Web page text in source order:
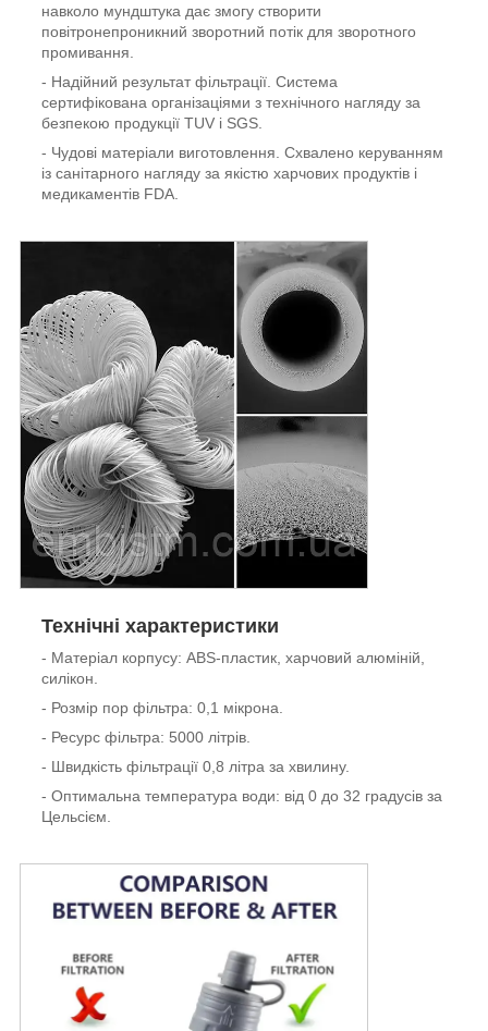
навколо мундштука дає змогу створити
повітронепроникний зворотний потік для зворотного
промивання.
- Надійний результат фільтрації. Система
сертифікована організаціями з технічного нагляду за
безпекою продукції TUV і SGS.
- Чудові матеріали виготовлення. Схвалено керуванням
із санітарного нагляду за якістю харчових продуктів і
медикаментів FDA.
Технічні характеристики
- Матеріал корпусу: ABS-пластик, харчовий алюміній,
силікон.
- Розмір пор фільтра: 0,1 мікрона.
- Ресурс фільтра: 5000 літрів.
- Швидкість фільтрації 0,8 літра за хвилину.
- Оптимальна температура води: від 0 до 32 градусів за
Цельсієм.